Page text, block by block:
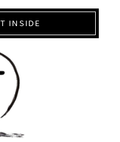
INSIDE